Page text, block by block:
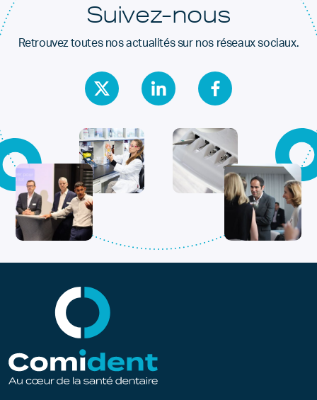
Suivez-nous
Retrouvez toutes nos actualités sur nos réseaux sociaux.